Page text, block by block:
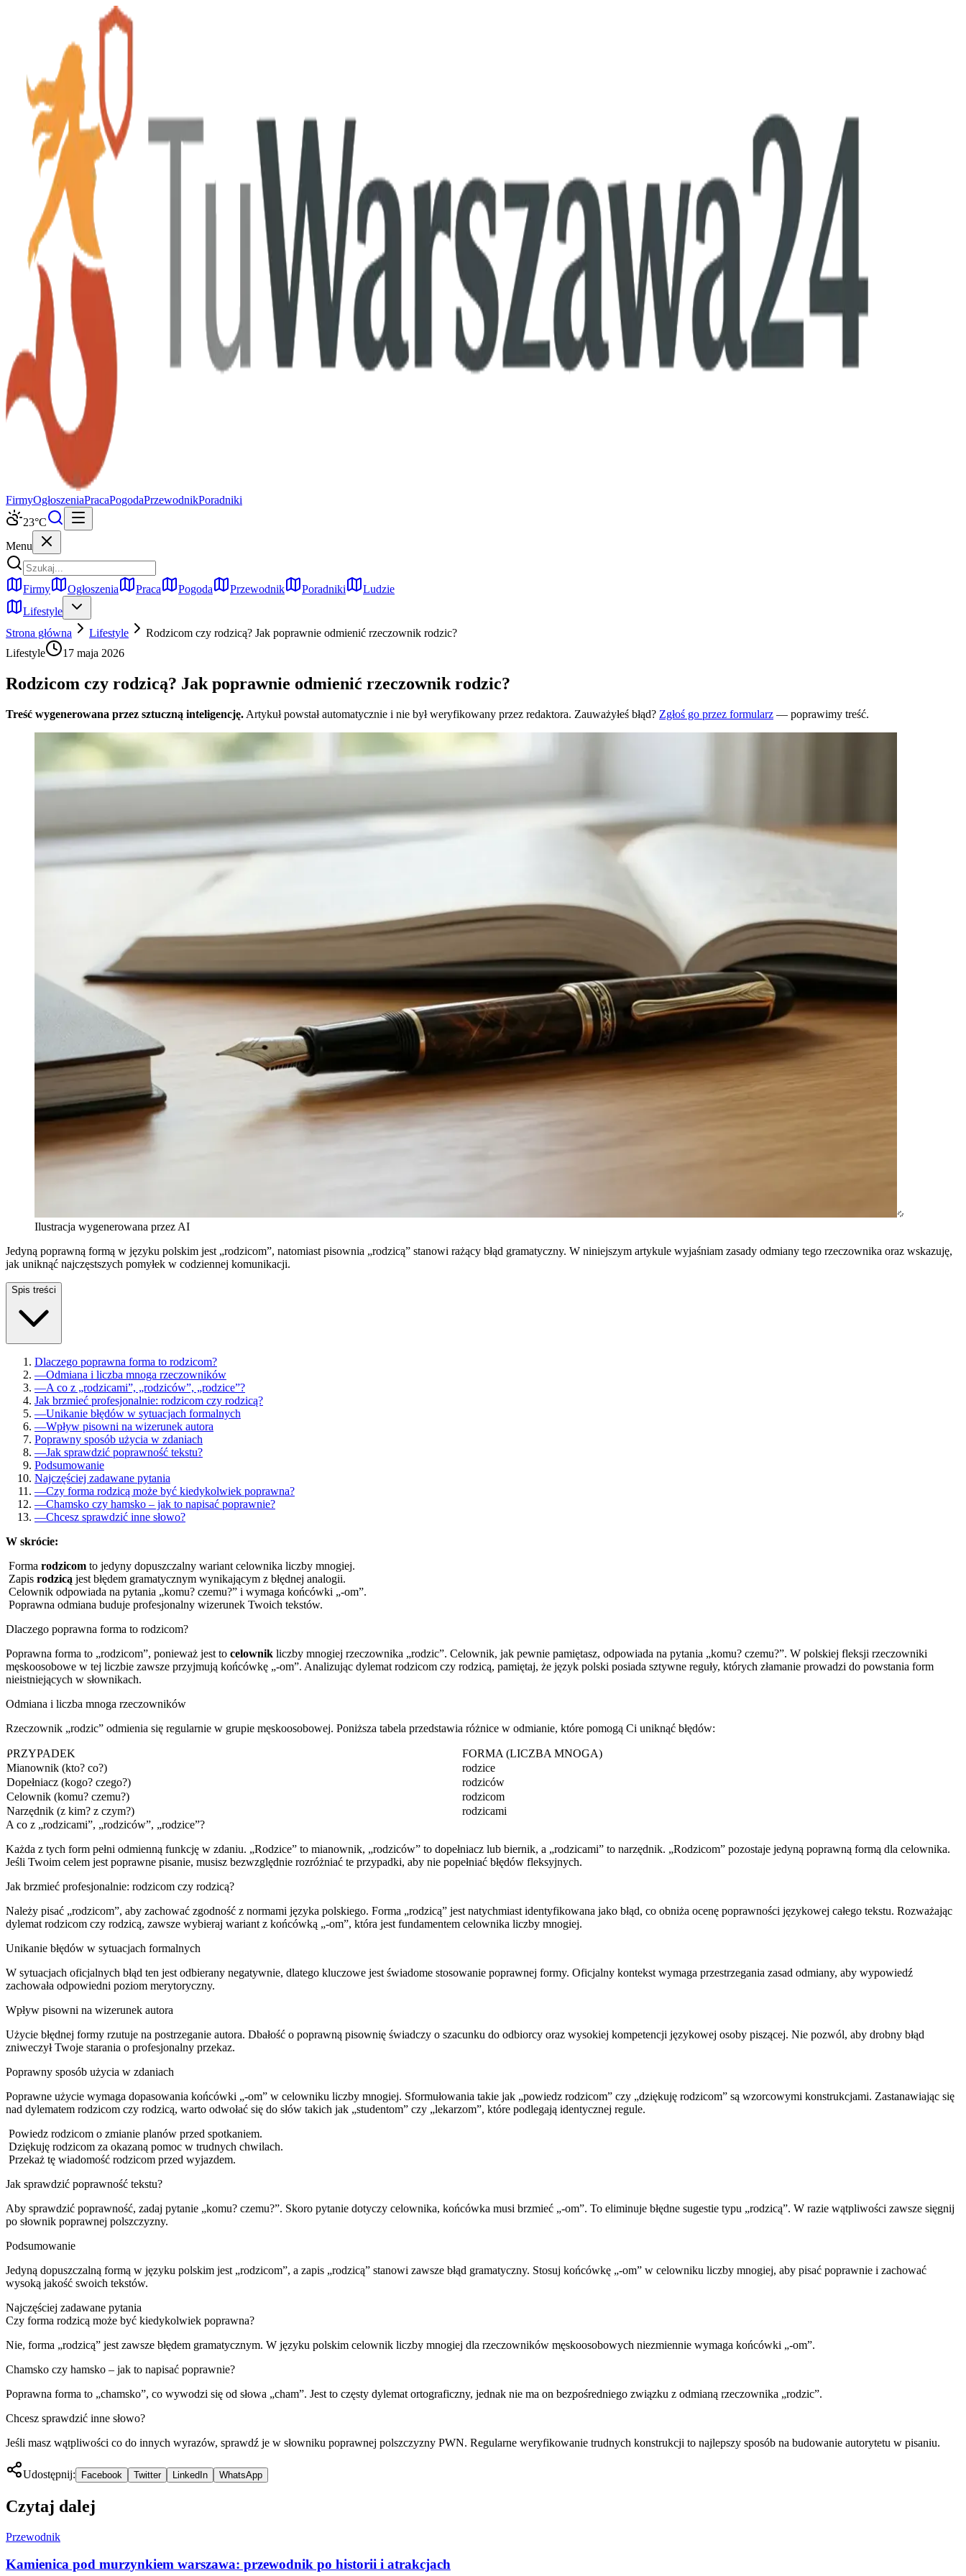
FirmyOgłoszeniaPracaPogodaPrzewodnikPoradniki
23°C
Menu
Firmy Ogłoszenia Praca Pogoda Przewodnik Poradniki
Ludzie
Lifestyle
Strona główna
Lifestyle
Rodzicom czy rodzicą? Jak poprawnie odmienić rzeczownik rodzic?
Lifestyle
17 maja 2026
Rodzicom czy rodzicą? Jak poprawnie odmienić rzeczownik rodzic?
Treść wygenerowana przez sztuczną inteligencję. Artykuł powstał automatycznie i nie był weryfikowany przez redaktora. Zauważyłeś błąd? Zgłoś go przez formularz — poprawimy treść.
Ilustracja wygenerowana przez AI
Jedyną poprawną formą w języku polskim jest „rodzicom”, natomiast pisownia „rodzicą” stanowi rażący błąd gramatyczny. W niniejszym artykule wyjaśniam zasady odmiany tego rzeczownika oraz wskazuję,
jak uniknąć najczęstszych pomyłek w codziennej komunikacji.
Spis treści
Dlaczego poprawna forma to rodzicom?
—Odmiana i liczba mnoga rzeczowników
—A co z „rodzicami”, „rodziców”, „rodzice”?
Jak brzmieć profesjonalnie: rodzicom czy rodzicą?
—Unikanie błędów w sytuacjach formalnych
—Wpływ pisowni na wizerunek autora
Poprawny sposób użycia w zdaniach
—Jak sprawdzić poprawność tekstu?
Podsumowanie
Najczęściej zadawane pytania
—Czy forma rodzicą może być kiedykolwiek poprawna?
—Chamsko czy hamsko – jak to napisać poprawnie?
—Chcesz sprawdzić inne słowo?
W skrócie:
Forma rodzicom to jedyny dopuszczalny wariant celownika liczby mnogiej.
Zapis rodzicą jest błędem gramatycznym wynikającym z błędnej analogii.
Celownik odpowiada na pytania „komu? czemu?” i wymaga końcówki „-om”.
Poprawna odmiana buduje profesjonalny wizerunek Twoich tekstów.
Dlaczego poprawna forma to rodzicom?
Poprawna forma to „rodzicom”, ponieważ jest to celownik liczby mnogiej rzeczownika „rodzic”. Celownik, jak pewnie pamiętasz, odpowiada na pytania „komu? czemu?”. W polskiej fleksji rzeczowniki
męskoosobowe w tej liczbie zawsze przyjmują końcówkę „-om”. Analizując dylemat rodzicom czy rodzicą, pamiętaj, że język polski posiada sztywne reguły, których złamanie prowadzi do powstania form
nieistniejących w słownikach.
Odmiana i liczba mnoga rzeczowników
Rzeczownik „rodzic” odmienia się regularnie w grupie męskoosobowej. Poniższa tabela przedstawia różnice w odmianie, które pomogą Ci uniknąć błędów:
PRZYPADEK
FORMA (LICZBA MNOGA)
Mianownik (kto? co?)
rodzice
Dopełniacz (kogo? czego?)
rodziców
Celownik (komu? czemu?)
rodzicom
Narzędnik (z kim? z czym?)
rodzicami
A co z „rodzicami”, „rodziców”, „rodzice”?
Każda z tych form pełni odmienną funkcję w zdaniu. „Rodzice” to mianownik, „rodziców” to dopełniacz lub biernik, a „rodzicami” to narzędnik. „Rodzicom” pozostaje jedyną poprawną formą dla celownika.
Jeśli Twoim celem jest poprawne pisanie, musisz bezwzględnie rozróżniać te przypadki, aby nie popełniać błędów fleksyjnych.
Jak brzmieć profesjonalnie: rodzicom czy rodzicą?
Należy pisać „rodzicom”, aby zachować zgodność z normami języka polskiego. Forma „rodzicą” jest natychmiast identyfikowana jako błąd, co obniża ocenę poprawności językowej całego tekstu. Rozważając
dylemat rodzicom czy rodzicą, zawsze wybieraj wariant z końcówką „-om”, która jest fundamentem celownika liczby mnogiej.
Unikanie błędów w sytuacjach formalnych
W sytuacjach oficjalnych błąd ten jest odbierany negatywnie, dlatego kluczowe jest świadome stosowanie poprawnej formy. Oficjalny kontekst wymaga przestrzegania zasad odmiany, aby wypowiedź
zachowała odpowiedni poziom merytoryczny.
Wpływ pisowni na wizerunek autora
Użycie błędnej formy rzutuje na postrzeganie autora. Dbałość o poprawną pisownię świadczy o szacunku do odbiorcy oraz wysokiej kompetencji językowej osoby piszącej. Nie pozwól, aby drobny błąd
zniweczył Twoje starania o profesjonalny przekaz.
Poprawny sposób użycia w zdaniach
Poprawne użycie wymaga dopasowania końcówki „-om” w celowniku liczby mnogiej. Sformułowania takie jak „powiedz rodzicom” czy „dziękuję rodzicom” są wzorcowymi konstrukcjami. Zastanawiając się
nad dylematem rodzicom czy rodzicą, warto odwołać się do słów takich jak „studentom” czy „lekarzom”, które podlegają identycznej regule.
Powiedz rodzicom o zmianie planów przed spotkaniem.
Dziękuję rodzicom za okazaną pomoc w trudnych chwilach.
Przekaż tę wiadomość rodzicom przed wyjazdem.
Jak sprawdzić poprawność tekstu?
Aby sprawdzić poprawność, zadaj pytanie „komu? czemu?”. Skoro pytanie dotyczy celownika, końcówka musi brzmieć „-om”. To eliminuje błędne sugestie typu „rodzicą”. W razie wątpliwości zawsze sięgnij
po słownik poprawnej polszczyzny.
Podsumowanie
Jedyną dopuszczalną formą w języku polskim jest „rodzicom”, a zapis „rodzicą” stanowi zawsze błąd gramatyczny. Stosuj końcówkę „-om” w celowniku liczby mnogiej, aby pisać poprawnie i zachować
wysoką jakość swoich tekstów.
Najczęściej zadawane pytania
Czy forma rodzicą może być kiedykolwiek poprawna?
Nie, forma „rodzicą” jest zawsze błędem gramatycznym. W języku polskim celownik liczby mnogiej dla rzeczowników męskoosobowych niezmiennie wymaga końcówki „-om”.
Chamsko czy hamsko – jak to napisać poprawnie?
Poprawna forma to „chamsko”, co wywodzi się od słowa „cham”. Jest to częsty dylemat ortograficzny, jednak nie ma on bezpośredniego związku z odmianą rzeczownika „rodzic”.
Chcesz sprawdzić inne słowo?
Jeśli masz wątpliwości co do innych wyrazów, sprawdź je w słowniku poprawnej polszczyzny PWN. Regularne weryfikowanie trudnych konstrukcji to najlepszy sposób na budowanie autorytetu w pisaniu.
Udostępnij: Facebook Twitter LinkedIn WhatsApp
Czytaj dalej
Przewodnik
Kamienica pod murzynkiem warszawa: przewodnik po historii i atrakcjach